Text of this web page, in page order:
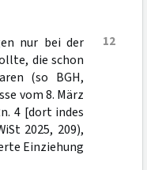
12
nur bei der
die schon
(so BGH,
vom 8. März
4 [dort indes
2025, 209),
Einziehung